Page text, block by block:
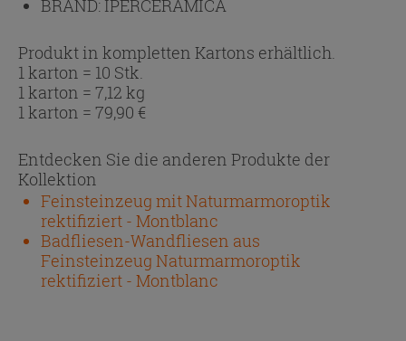
BRAND: IPERCERAMICA
Produkt in kompletten Kartons erhältlich.
1 karton = 10 Stk.
1 karton = 7,12 kg
1 karton = 79,90 €
Entdecken Sie die anderen Produkte der
Kollektion
Feinsteinzeug mit Naturmarmoroptik
rektifiziert - Montblanc
Badfliesen-Wandfliesen aus
Feinsteinzeug Naturmarmoroptik
rektifiziert - Montblanc